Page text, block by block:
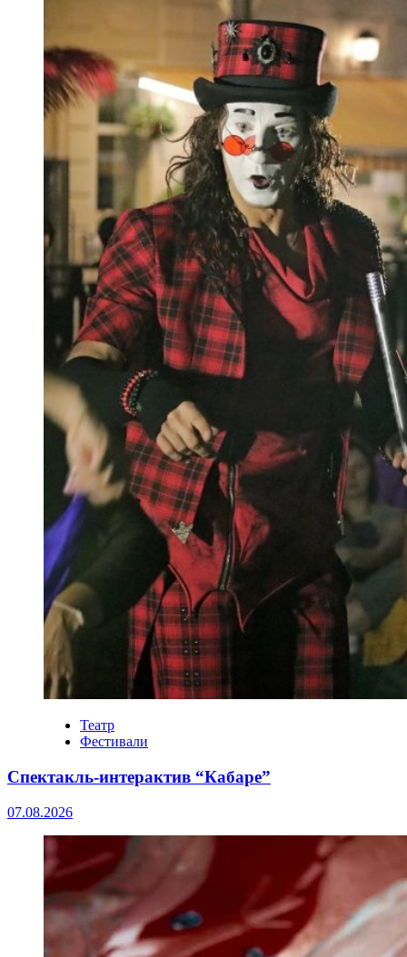
Театр
Фестивали
Спектакль-интерактив “Кабаре”
07.08.2026